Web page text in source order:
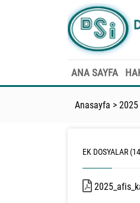
ANA SAYFA
Anasayfa > 2025
EK DOSYALAR